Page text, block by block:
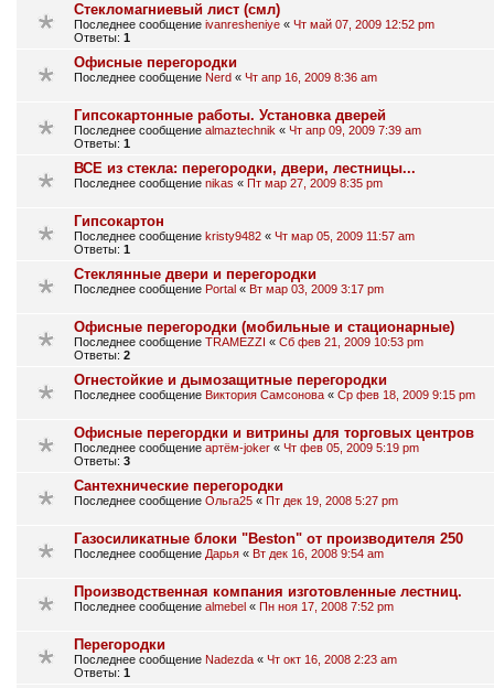
Стекломагниевый лист (смл)
Последнее сообщение ivanresheniye « Чт май 07, 2009 12:52 pm
Ответы: 1
Офисные перегородки
Последнее сообщение Nerd « Чт апр 16, 2009 8:36 am
Гипсокартонные работы. Установка дверей
Последнее сообщение almaztechnik « Чт апр 09, 2009 7:39 am
Ответы: 1
ВСЕ из стекла: перегородки, двери, лестницы...
Последнее сообщение nikas « Пт мар 27, 2009 8:35 pm
Гипсокартон
Последнее сообщение kristy9482 « Чт мар 05, 2009 11:57 am
Ответы: 1
Стеклянные двери и перегородки
Последнее сообщение Portal « Вт мар 03, 2009 3:17 pm
Офисные перегородки (мобильные и стационарные)
Последнее сообщение TRAMEZZI « Сб фев 21, 2009 10:53 pm
Ответы: 2
Огнестойкие и дымозащитные перегородки
Последнее сообщение Виктория Самсонова « Ср фев 18, 2009 9:15 pm
Офисные перегордки и витрины для торговых центров
Последнее сообщение артём-joker « Чт фев 05, 2009 5:19 pm
Ответы: 3
Сантехнические перегородки
Последнее сообщение Ольга25 « Пт дек 19, 2008 5:27 pm
Газосиликатные блоки "Beston" от производителя 250
Последнее сообщение Дарья « Вт дек 16, 2008 9:54 am
Производственная компания изготовленные лестниц.
Последнее сообщение almebel « Пн ноя 17, 2008 7:52 pm
Перегородки
Последнее сообщение Nadezda « Чт окт 16, 2008 2:23 am
Ответы: 1